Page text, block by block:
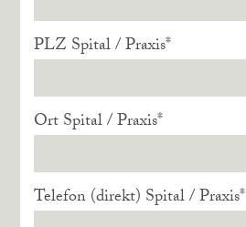
PLZ Spital / Praxis*
Ort Spital / Praxis*
Telefon (direkt) Spital / Praxis*